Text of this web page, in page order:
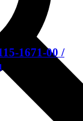
1671-00 /